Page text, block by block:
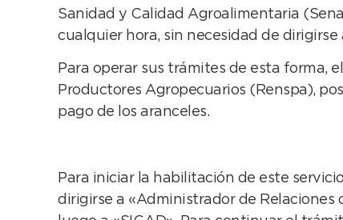
Sanidad y Calidad Agroalimentaria
cualquier hora, sin necesidad de dirigirse
Para operar sus trámites de esta forma,
Productores Agropecuarios (Renspa),
pago de los aranceles.
Para iniciar la habilitación de este
dirigirse a «Administrador de Relaciones